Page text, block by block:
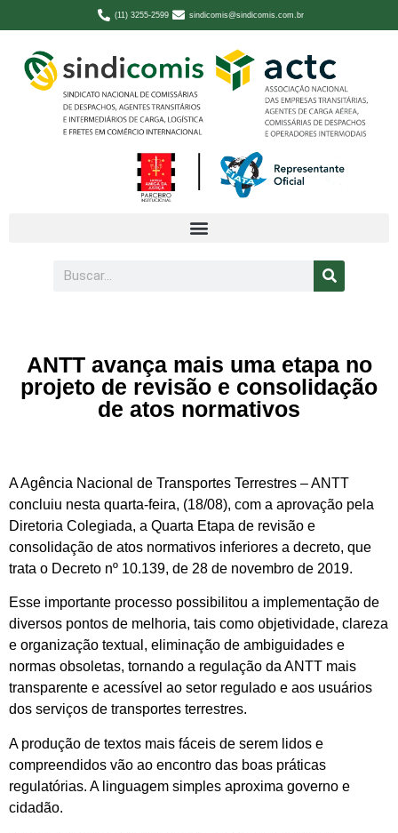
(11) 3255-2599 sindicomis@sindicomis.com.br
ANTT avança mais uma etapa no
projeto de revisão e consolidação
de atos normativos
A Agência Nacional de Transportes Terrestres – ANTT
concluiu nesta quarta-feira, (18/08), com a aprovação pela
Diretoria Colegiada, a Quarta Etapa de revisão e
consolidação de atos normativos inferiores a decreto, que
trata o Decreto nº 10.139, de 28 de novembro de 2019.
Esse importante processo possibilitou a implementação de
diversos pontos de melhoria, tais como objetividade, clareza
e organização textual, eliminação de ambiguidades e
normas obsoletas, tornando a regulação da ANTT mais
transparente e acessível ao setor regulado e aos usuários
dos serviços de transportes terrestres.
A produção de textos mais fáceis de serem lidos e
compreendidos vão ao encontro das boas práticas
regulatórias. A linguagem simples aproxima governo e
cidadão.